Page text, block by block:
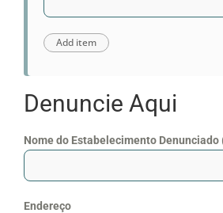
Denuncie Aqui
Nome do Estabelecimento Denunciado
Endereço